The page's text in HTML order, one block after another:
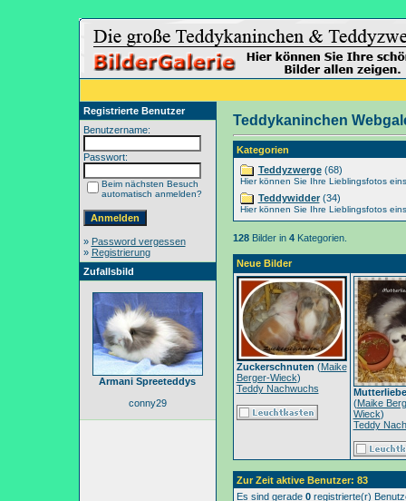
Registrierte Benutzer
Benutzername:
Passwort:
Beim nächsten Besuch
automatisch anmelden?
» Password vergessen
» Registrierung
Zufallsbild
Armani Spreeteddys
conny29
Teddykaninchen
Kategorien
Teddyzwerge(68)
Hier können Sie Ihre Lieblingsfotos
Teddywidder(34)
Hier können Sie Ihre Lieblingsfotos
128Bilder in 4Kategorien.
Neue Bilder
Zuckerschnuten (Maike
Berger-Wieck)
Teddy Nachwuchs
Mutterliebe
(Maike
Wieck)
Teddy
Zur Zeit aktive Benutzer: 83
Es sind gerade 0registrierte(r)